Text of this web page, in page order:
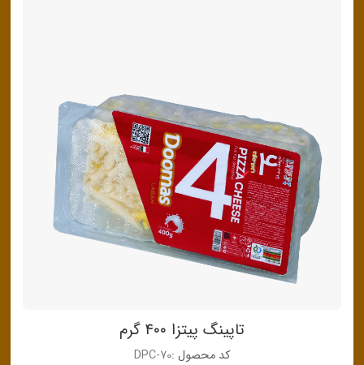
تاپینگ پیتزا ۴۰۰ گرم
کد محصول :DPC-70